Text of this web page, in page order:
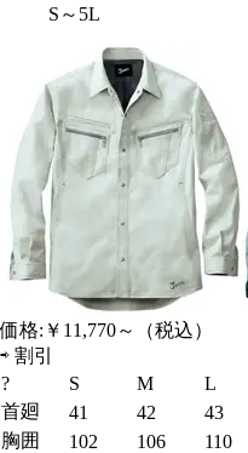
S～5L
価格: ￥11,770～
（税込）
⇨ 割引
?
S M L
首廻
41 42 43
胸囲
102 106 110